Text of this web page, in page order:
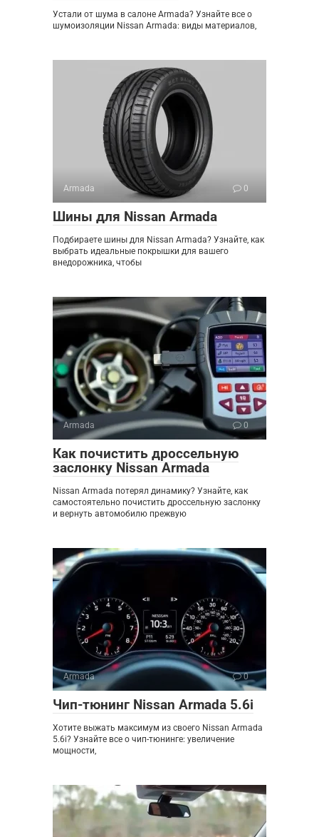
Устали от шума в салоне Armada? Узнайте все о
шумоизоляции Nissan Armada: виды материалов,
Armada 0
Шины для Nissan Armada
Подбираете шины для Nissan Armada? Узнайте, как
выбрать идеальные покрышки для вашего
внедорожника, чтобы
Armada 0
Как почистить дроссельную
заслонку Nissan Armada
Nissan Armada потерял динамику? Узнайте, как
самостоятельно почистить дроссельную заслонку
и вернуть автомобилю прежвую
Armada 0
Чип-тюнинг Nissan Armada 5.6i
Хотите выжать максимум из своего Nissan Armada
5.6i? Узнайте все о чип-тюнинге: увеличение
мощности,